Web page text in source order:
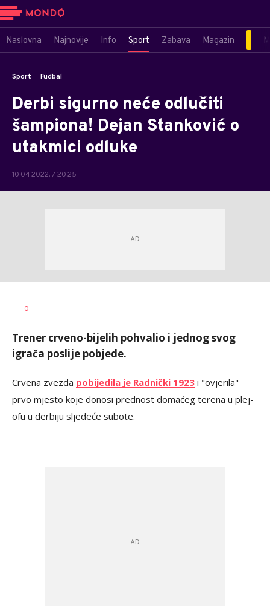
Naslovna Najnovije Info Sport Zabava Magazin
Sport Fudbal
Derbi sigurno neće odlučiti
šampiona! Dejan Stanković o
utakmici odluke
10.04.2022. / 20:25
AUTOR
0
Trener crveno-bijelih pohvalio i jednog svog
igrača poslije pobjede.
Crvena zvezda pobijedila je Radnički 1923 i "ovjerila"
prvo mjesto koje donosi prednost domaćeg terena u plej-
ofu u derbiju sljedeće subote.